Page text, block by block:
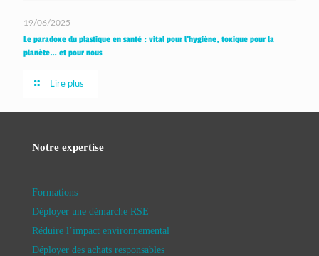
19/06/2025
Le paradoxe du plastique en santé : vital pour l’hygiène, toxique pour la
planète… et pour nous
Lire plus
Notre expertise
Formations
Déployer une démarche RSE
Réduire l’impact environnemental
Déployer des achats responsables